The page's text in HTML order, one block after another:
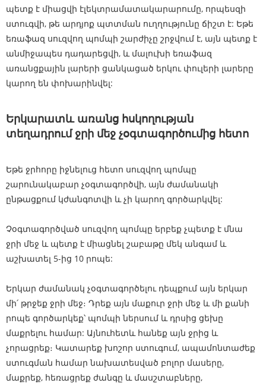
պետք է միացվի էլեկտրամատակարարումը, որպեսզի
ստուգվի, թե արդյոք պտտման ուղղությունը ճիշտ է: Եթե ​​
եռաֆազ սուզվող պոմպի շարժիչը շրջվում է, այն պետք է
անմիջապես դադարեցվի, և մալուխի եռաֆազ
առանցքային լարերի ցանկացած երկու փուլերի լարերը
կարող են փոխարինվել:
Երկարատև առանց հսկողության
տեղադրում ջրի մեջ չօգտագործումից հետո
Եթե ​​ջրհորը իջնելուց հետո սուզվող պոմպը
շարունակաբար չօգտագործվի, այն ժամանակի
ընթացքում կժանգոտվի և չի կարող գործարկվել:
Չօգտագործված սուզվող պոմպը երբեք չպետք է մնա
ջրի մեջ և պետք է միացնել շաբաթը մեկ անգամ և
աշխատել 5-ից 10 րոպե:
Երկար ժամանակ չօգտագործելու դեպքում այն ​​երկար
մի՛ թրջեք ջրի մեջ։ Դրեք այն մաքուր ջրի մեջ և մի քանի
րոպե գործարկեք՝ պոմպի ներսում և դրսից ցեխը
մաքրելու համար: Այնուհետև հանեք այն ջրից և
չորացրեք։ Կատարեք խոշոր ստուգում, ապամոնտաժեք
ստուգման համար նախատեսված բոլոր մասերը,
մաքրեք, հեռացրեք ժանգը և մասշտաբները,